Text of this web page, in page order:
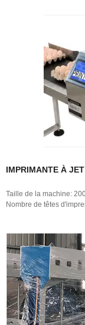
IMPRIMANTE À
Taille de la machine:
Nombre de têtes